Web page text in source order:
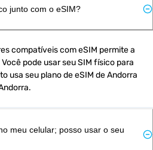
junto com o eSIM?
compatíveis com eSIM permite a
pode usar seu SIM físico para
usa seu plano de eSIM de Andorra
meu celular; posso usar o seu